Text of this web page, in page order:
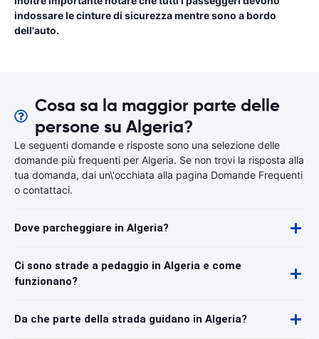
indossare le cinture di sicurezza mentre sono a bordo
dell'auto.
Cosa sa la maggior parte delle
persone su Algeria?
Le seguenti domande e risposte sono una selezione delle
domande più frequenti per Algeria. Se non trovi la risposta alla
tua domanda, dai un\'occhiata alla pagina Domande Frequenti
o contattaci.
Dove parcheggiare in Algeria?
Ci sono strade a pedaggio in Algeria e come
funzionano?
Da che parte della strada guidano in Algeria?